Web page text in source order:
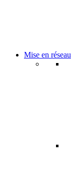
Mise en réseau